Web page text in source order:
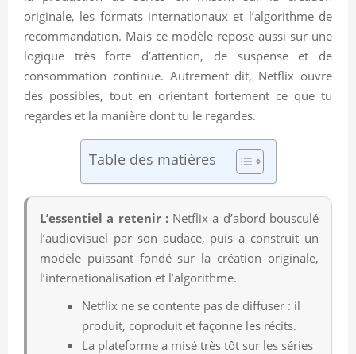
originale, les formats internationaux et l’algorithme de
recommandation. Mais ce modèle repose aussi sur une
logique très forte d’attention, de suspense et de
consommation continue. Autrement dit, Netflix ouvre
des possibles, tout en orientant fortement ce que tu
regardes et la manière dont tu le regardes.
Table des matières
L’essentiel a retenir :Netflix a d’abord bousculé
l’audiovisuel par son audace, puis a construit un
modèle puissant fondé sur la création originale,
l’internationalisation et l’algorithme.
Netflix ne se contente pas de diffuser : il
produit, coproduit et façonne les récits.
La plateforme a misé très tôt sur les séries